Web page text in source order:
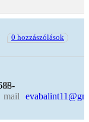
0 hozzászólások
E-
mail